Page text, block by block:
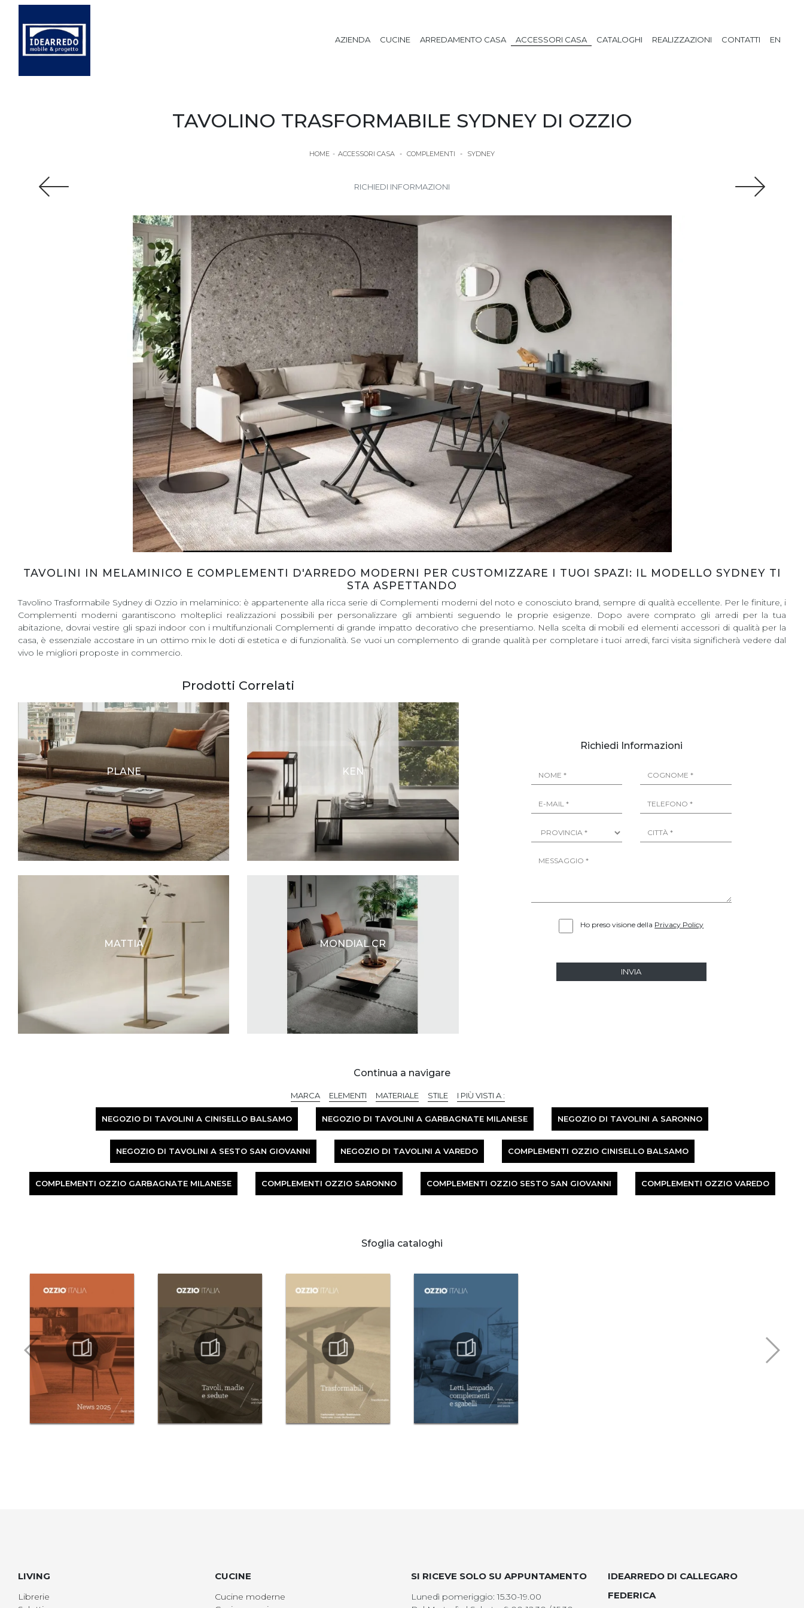
AZIENDA CUCINE ARREDAMENTO CASA ACCESSORI CASA CATALOGHI REALIZZAZIONI CONTATTI EN
TAVOLINO TRASFORMABILE SYDNEY DI OZZIO
HOME - ACCESSORI CASA - COMPLEMENTI - SYDNEY
RICHIEDI INFORMAZIONI
TAVOLINI IN MELAMINICO E COMPLEMENTI D'ARREDO MODERNI PER CUSTOMIZZARE I TUOI SPAZI: IL MODELLO SYDNEY TI
STA ASPETTANDO
Tavolino Trasformabile Sydney di Ozzio in melaminico: è appartenente alla ricca serie di Complementi moderni del noto e conosciuto brand, sempre di qualità eccellente. Per le finiture, i
Complementi moderni garantiscono molteplici realizzazioni possibili per personalizzare gli ambienti seguendo le proprie esigenze. Dopo avere comprato gli arredi per la tua
abitazione, dovrai vestire gli spazi indoor con i multifunzionali Complementi di grande impatto decorativo che presentiamo. Nella scelta di mobili ed elementi accessori di qualità per la
casa, è essenziale accostare in un ottimo mix le doti di estetica e di funzionalità. Se vuoi un complemento di grande qualità per completare i tuoi arredi, farci visita significherà vedere dal
vivo le migliori proposte in commercio.
Prodotti Correlati
PLANE KEN
MATTIA MONDIAL CR
Richiedi Informazioni
Ho preso visione della Privacy Policy
INVIA
Continua a navigare
MARCA ELEMENTI MATERIALE STILE I PIÙ VISTI A :
NEGOZIO DI TAVOLINI A CINISELLO BALSAMO NEGOZIO DI TAVOLINI A GARBAGNATE MILANESE NEGOZIO DI TAVOLINI A SARONNO
NEGOZIO DI TAVOLINI A SESTO SAN GIOVANNI NEGOZIO DI TAVOLINI A VAREDO COMPLEMENTI OZZIO CINISELLO BALSAMO
COMPLEMENTI OZZIO GARBAGNATE MILANESE COMPLEMENTI OZZIO SARONNO COMPLEMENTI OZZIO SESTO SAN GIOVANNI COMPLEMENTI OZZIO VAREDO
Sfoglia cataloghi
LIVING
Librerie
CUCINE
Cucine moderne
SI RICEVE SOLO SU APPUNTAMENTO
Lunedì pomeriggio: 15.30-19.00
IDEARREDO DI CALLEGARO
FEDERICA